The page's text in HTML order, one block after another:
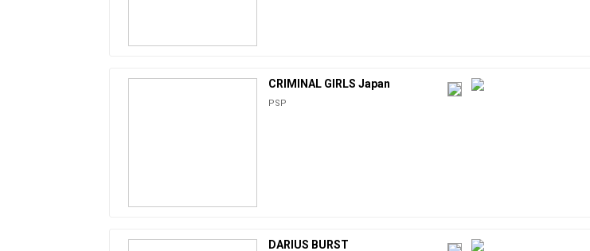
CRIMINAL GIRLS Japan
PSP
DARIUS BURST